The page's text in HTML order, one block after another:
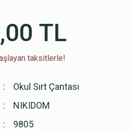
TL
taksitlerle!
Okul Sırt Çantası
NIKIDOM
9805